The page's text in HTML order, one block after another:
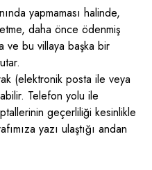
yapmaması halinde,
daha önce ödenmiş
ve bu villaya başka bir
(elektronik posta ile veya
Telefon yolu ile
geçerliliği kesinlikle
yazı ulaştığı andan